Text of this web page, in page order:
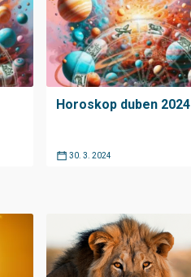
Horoskop duben 2024
30. 3. 2024